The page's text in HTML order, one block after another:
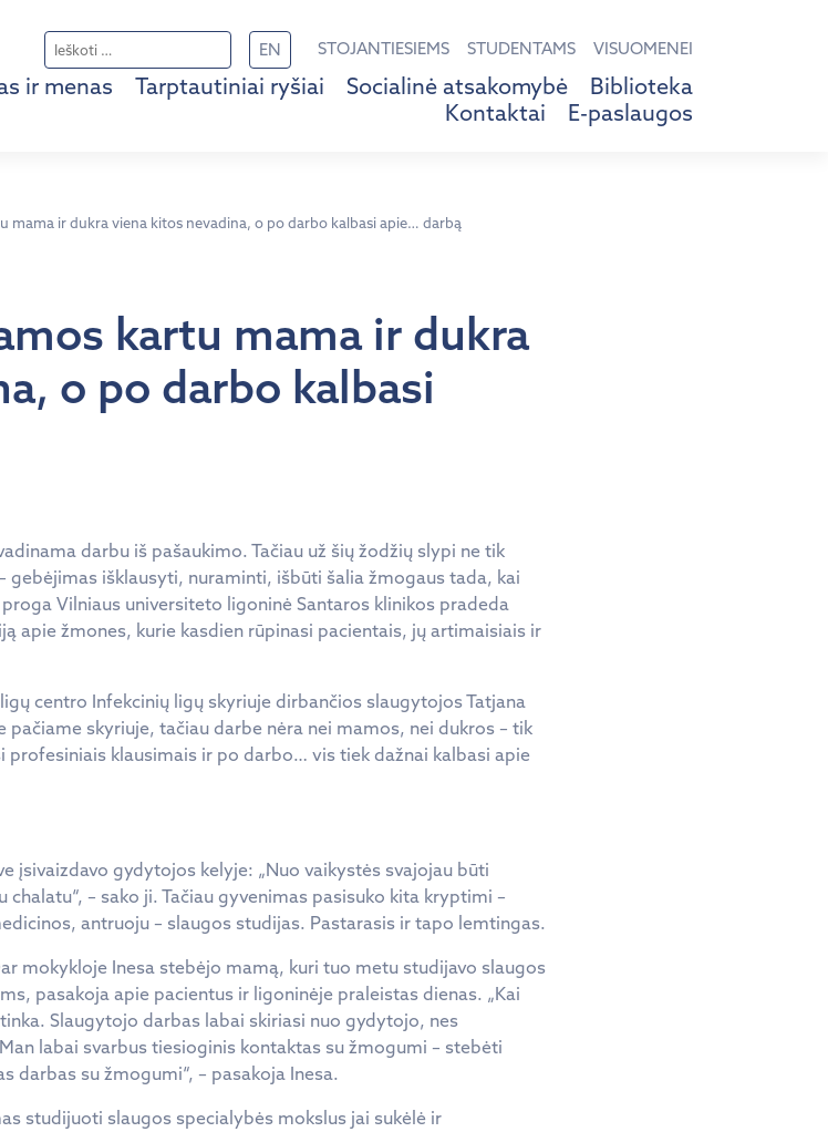
Ieškoti: EN STOJANTIESIEMS STUDENTAMS VISUOMENEI
ir menas Tarptautiniai ryšiai Socialinė atsakomybė
Biblioteka
Kontaktai
E-paslaugos
mama ir dukra viena kitos nevadina, o po darbo kalbasi apie… darbą
kartu mama ir dukra
o po darbo kalbasi
darbu iš pašaukimo. Tačiau už šių žodžių slypi ne tik
gebėjimas išklausyti, nuraminti, išbūti šalia žmogaus tada, kai
Vilniaus universiteto ligoninė Santaros klinikos pradeda
apie žmones, kurie kasdien rūpinasi pacientais, jų artimaisiais ir
centro Infekcinių ligų skyriuje dirbančios slaugytojos Tatjana
pačiame skyriuje, tačiau darbe nėra nei mamos, nei dukros – tik
profesiniais klausimais ir po darbo… vis tiek dažnai kalbasi apie
įsivaizdavo gydytojos kelyje: „Nuo vaikystės svajojau būti
– sako ji. Tačiau gyvenimas pasisuko kita kryptimi –
antruoju – slaugos studijas. Pastarasis ir tapo lemtingas.
mokykloje Inesa stebėjo mamą, kuri tuo metu studijavo slaugos
pasakoja apie pacientus ir ligoninėje praleistas dienas. „Kai
Slaugytojo darbas labai skiriasi nuo gydytojo, nes
labai svarbus tiesioginis kontaktas su žmogumi – stebėti
darbas su žmogumi“, – pasakoja Inesa.
studijuoti slaugos specialybės mokslus jai sukėlė ir